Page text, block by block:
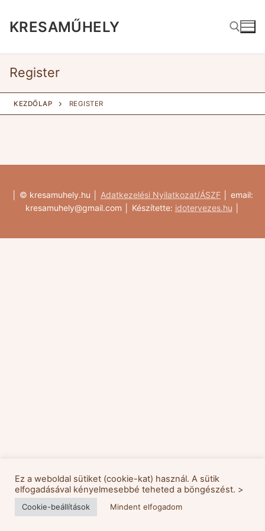
tartalomra
KRESAMŰHELY
Register
KEZDŐLAP REGISTER
│ © kresamuhely.hu │ Adatkezelési Nyilatkozat/ÁSZF │ email:
kresamuhely@gmail.com │ Készítette: idotervezes.hu
Ez a weboldal sütiket (cookie-kat) használ. A sütik
elfogadásával kényelmesebbé teheted a böngészést. >
Cookie-beállítások Mindent elfogadom